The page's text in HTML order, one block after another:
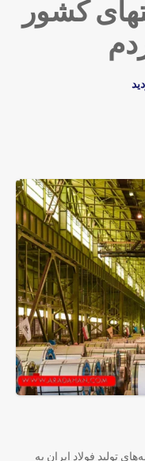
کشور
تولید فولاد ایران به